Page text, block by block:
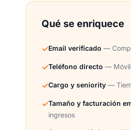
Qué se enriquece
✓Email verificado —
✓Teléfono directo — Móvil
✓Cargo y seniority —
✓Tamaño y facturación
ingresos